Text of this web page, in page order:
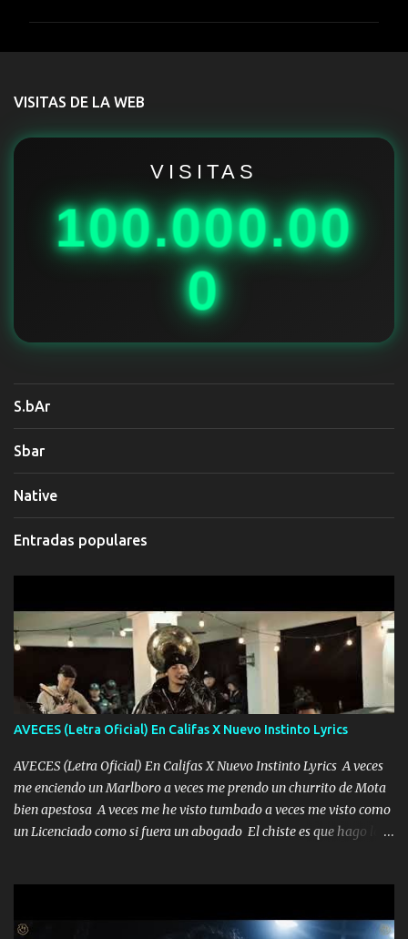
t
r
VISITAS DE LA WEB
VISITAS
100.000.00
0
S.bAr
Sbar
Native
Entradas populares
AVECES (Letra Oficial) En Califas X Nuevo Instinto Lyrics
AVECES (Letra Oficial) En Califas X Nuevo Instinto Lyrics A veces
me enciendo un Marlboro a veces me prendo un churrito de Mota
bien apestosa A veces me he visto tumbado a veces me visto como
un Licenciado como si fuera un abogado El chiste es que hago lo
corriente no quieren verte subir de level trucha mis plebes Música